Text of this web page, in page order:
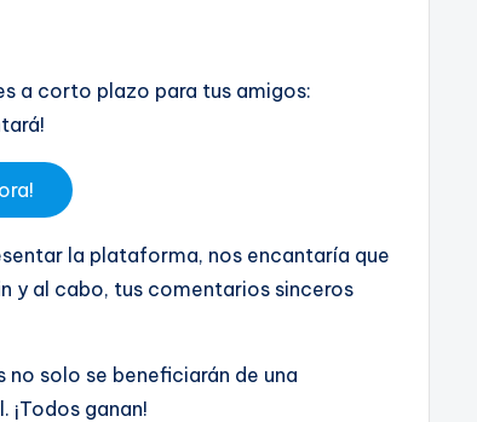
a corto plazo para tus amigos:
la plataforma, nos encantaría que
y al cabo, tus comentarios sinceros
solo se beneficiarán de una
¡Todos ganan!